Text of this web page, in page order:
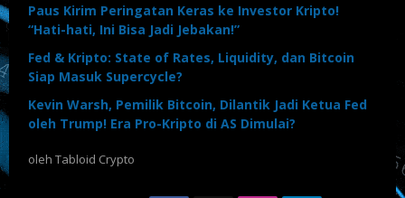
Paus Kirim Peringatan Keras ke Investor Kripto!
“Hati-hati, Ini Bisa Jadi Jebakan!”
Fed & Kripto: State of Rates, Liquidity, dan Bitcoin
Siap Masuk Supercycle?
Kevin Warsh, Pemilik Bitcoin, Dilantik Jadi Ketua Fed
oleh Trump! Era Pro-Kripto di AS Dimulai?
oleh Tabloid Crypto